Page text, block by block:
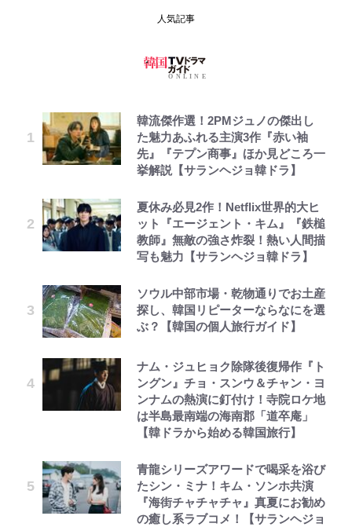
人気記事
韓流傑作選！2PMジュノの傑出し
た魅力あふれる主演3作『赤い袖
先』『テプン商事』ほか見どころ一
挙解説【サランヘジョ韓ドラ】
夏休み必見2作！Netflix世界的大ヒ
ット『エージェント・キム』『鉄槌
教師』無敵の強さ炸裂！熱い人間描
写も魅力【サランヘジョ韓ドラ】
ソウル中部市場・乾物通りでお土産
探し、韓国リピーターならなにを選
ぶ？【韓国の個人旅行ガイド】
ナム・ジュヒョク除隊後復帰作『ト
ングン』チョ・スンウ＆チャン・ヨ
ンナムの熱演に釘付け！寺院ロケ地
は半島最南端の海南郡「道卒庵」
【韓ドラから始める韓国旅行】
青龍シリーズアワードで喝采を浴び
たシン・ミナ！キム・ソンホ共演
『海街チャチャチャ』真夏にお勧め
の癒し系ラブコメ！【サランヘジョ